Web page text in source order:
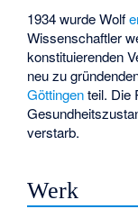
1934 wurde Wolf
Wissenschaftler
konstituierenden
neu zu
Göttingenteil. Die
verstarb.
Werk